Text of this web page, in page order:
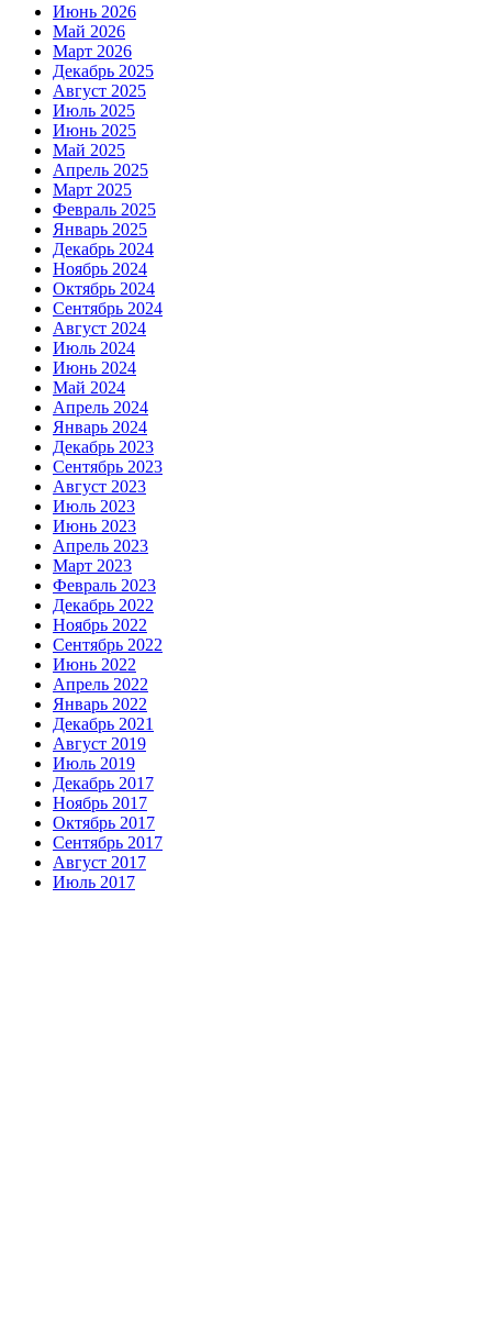
Июнь 2026
Май 2026
Март 2026
Декабрь 2025
Август 2025
Июль 2025
Июнь 2025
Май 2025
Апрель 2025
Март 2025
Февраль 2025
Январь 2025
Декабрь 2024
Ноябрь 2024
Октябрь 2024
Сентябрь 2024
Август 2024
Июль 2024
Июнь 2024
Май 2024
Апрель 2024
Январь 2024
Декабрь 2023
Сентябрь 2023
Август 2023
Июль 2023
Июнь 2023
Апрель 2023
Март 2023
Февраль 2023
Декабрь 2022
Ноябрь 2022
Сентябрь 2022
Июнь 2022
Апрель 2022
Январь 2022
Декабрь 2021
Август 2019
Июль 2019
Декабрь 2017
Ноябрь 2017
Октябрь 2017
Сентябрь 2017
Август 2017
Июль 2017